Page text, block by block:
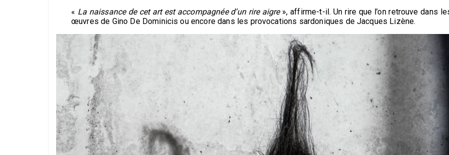
« La naissance de cet art est accompagnée d’un rire aigre», affirme-t-il. Un rire que l’on retrouve dans
œuvres de Gino De Dominicis ou encore dans les provocations sardoniques de Jacques Lizène.